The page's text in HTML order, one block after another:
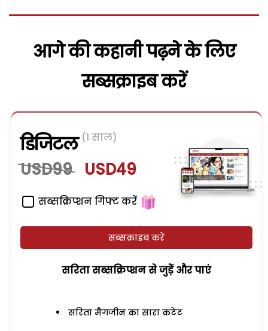
आगे की कहानी पढ़ने के लिए
सब्सक्राइब करें
डिजिटल (1 साल)
USD99 USD49
सब्सक्रिप्शन गिफ्ट करें
सब्सक्राइब करें
सरिता सब्सक्रिप्शन से जुड़ेें और पाएं
सरिता मैगजीन का सारा कंटेंट